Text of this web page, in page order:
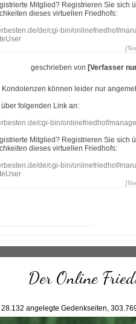
Mitglied? Registrieren Sie sich
dieses virtuellen Friedhofs:
de/cgi-bin/onlinefriedhof/
geschrieben von [Verfasser
Kondolenzen können leider nur
folgenden Link an:
cgi-bin/onlinefriedhof/
Mitglied? Registrieren Sie sich
dieses virtuellen Friedhofs:
de/cgi-bin/onlinefriedhof/
Der Online
28.132 angelegte Gedenkseiten,